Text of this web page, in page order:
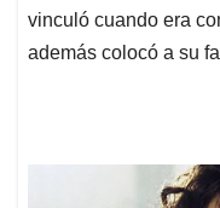
vinculó cuando era
además colocó a su